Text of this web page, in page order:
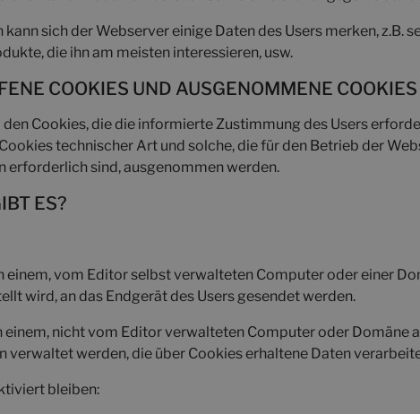
sich der Webserver einige Daten des Users merken, z.B.
die ihn am meisten interessieren, usw.
COOKIES UND AUSGENOMMENE COOKIES
Cookies, die die informierte Zustimmung des Users
technischer Art und solche, die für den Betrieb der
sind, ausgenommen werden.
ES?
einem, vom Editor selbst verwalteten Computer oder einer
wird, an das Endgerät des Users gesendet werden.
einem, nicht vom Editor verwalteten Computer oder Domäne
verwaltet werden, die über Cookies erhaltene Daten
bleiben: